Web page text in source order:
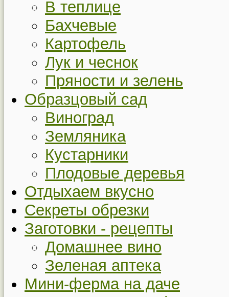
В теплице
Бахчевые
Картофель
Лук и чеснок
Пряности и зелень
Образцовый сад
Виноград
Земляника
Кустарники
Плодовые деревья
Отдыхаем вкусно
Секреты обрезки
Заготовки - рецепты
Домашнее вино
Зеленая аптека
Мини-ферма на даче